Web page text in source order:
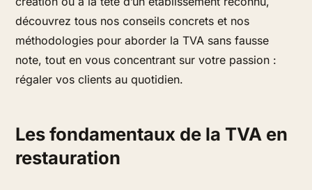
découvrez tous nos conseils concrets et nos
méthodologies pour aborder la TVA sans fausse
note, tout en vous concentrant sur votre passion :
régaler vos clients au quotidien.
Les fondamentaux de la TVA en
restauration